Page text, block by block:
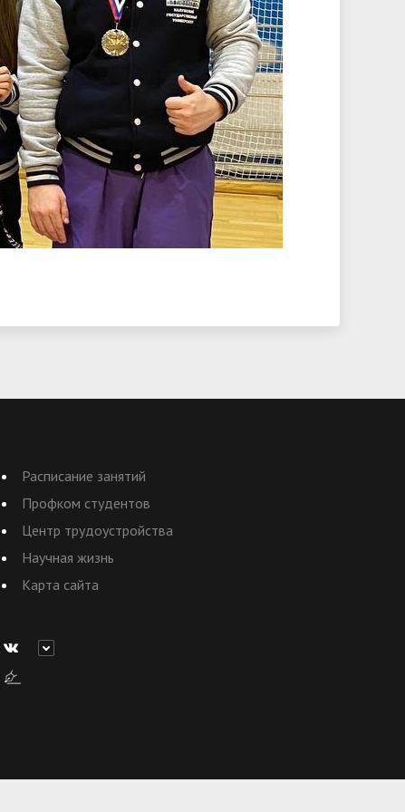
Расписание занятий
Профком студентов
Центр трудоустройства
Научная жизнь
Карта сайта